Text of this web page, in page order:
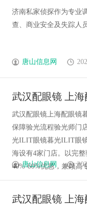
济南私家侦探作为专业
查、商业安全及失踪人
唐山信息网
武汉配眼镜 上
武汉配眼镜上海配眼镜
保障验光流程验光师门
光ILIT眼镜暮光ILIT眼
海设有4家门店。以完
40%-60%优惠，兼顾高
唐山信息网
武汉配眼镜 上